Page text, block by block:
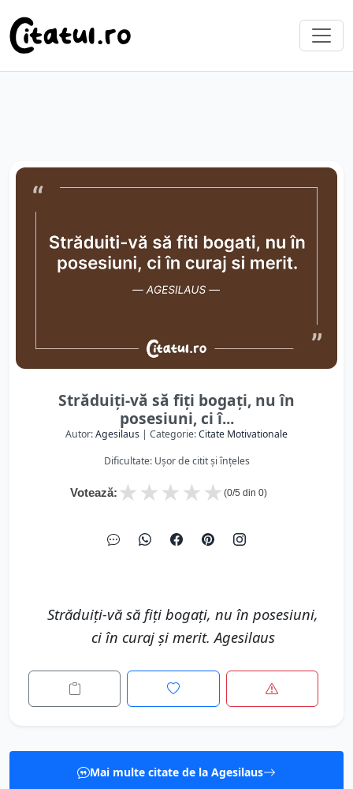
Străduiți-vă să fiți bogați, nu în
posesiuni, ci î...
Autor:Agesilaus | Categorie:Citate Motivationale
Dificultate: Ușor de citit și înțeles
Votează: ★
★
★
★
★ (0/5 din 0)
Străduiți-vă să fiți bogați, nu în posesiuni,
ci în curaj și merit. Agesilaus
Mai multe citate de la Agesilaus